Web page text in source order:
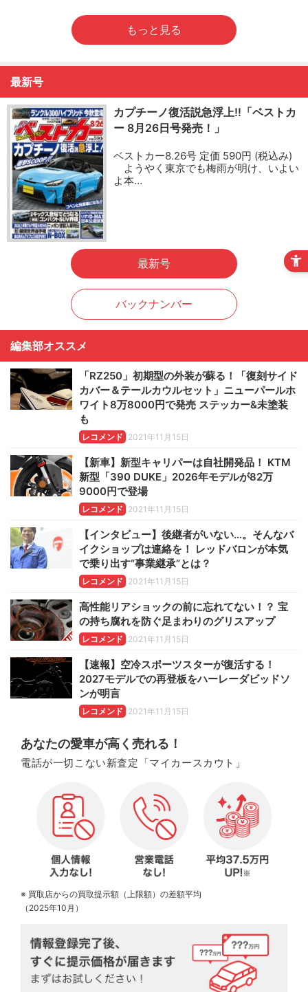
もっと見る
最新号
カプチーノ復活説急浮上!!「ベストカ
ー 8月26日号発売！」
ベストカー8.26号 定価 590円 (税込み)
ようやく東京でも梅雨が明け、いよい
よ本…
最新号
バックナンバー
編集部オススメ
「RZ250」初期型の外装が蘇る！「復刻サイド
カバー＆テールカウルセット」ニューパールホ
ワイト8万8000円で発売 ステッカー&未塗装
も
レコメンド 2021年11月15日
【新車】新型キャリパーは自社開発品！ KTM
新型「390 DUKE」2026年モデルが82万
9000円で登場
レコメンド 2021年11月15日
【インタビュー】後継者がいない…。そんなバ
イクショップは連絡を！ レッドバロンが本気
で乗り出す“事業継承”とは？
レコメンド 2021年11月15日
高性能リアショックの前に忘れてない！？ 宝
の持ち腐れを防ぐ足まわりのグリスアップ
レコメンド 2021年11月15日
【速報】空冷スポーツスターが復活する！
2027モデルでの再登板をハーレーダビッドソ
ンが明言
レコメンド 2021年11月15日
あなたの愛車が高く売れる！
電話が一切こない新査定「マイカースカウト」
※ 買取店からの買取提示額（上限額）の差額平均
（2025年10月）